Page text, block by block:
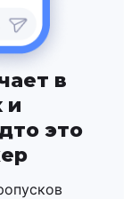
в
и
это